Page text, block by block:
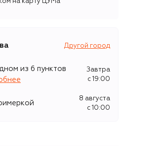
Другой город
из 6 пунктов
Завтра
c 19:00
8 августа
c 10:00